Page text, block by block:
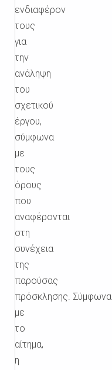
ενδιαφέρον
τους
για
την
ανάληψη
του
σχετικού
έργου,
σύμφωνα
με
τους
όρους
που
αναφέρονται
στη
συνέχεια
της
παρούσας
πρόσκλησης. Σύμφωνα
με
το
αίτημα,
η